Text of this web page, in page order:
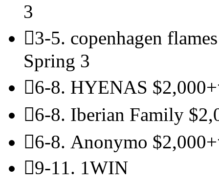
3
3-5. copenhagen
Spring 3
6-8. HYENAS
6-8. Iberian Family
6-8. Anonymo
9-11. 1WIN